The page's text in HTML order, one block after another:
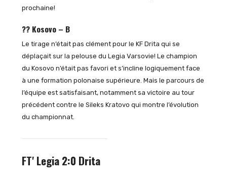
prochaine!
?? Kosovo – B
Le tirage n’était pas clément pour le KF Drita qui se
déplaçait sur la pelouse du Legia Varsovie! Le champion
du Kosovo n’était pas favori et s’incline logiquement face
à une formation polonaise supérieure. Mais le parcours de
l’équipe est satisfaisant, notamment sa victoire au tour
précédent contre le Sileks Kratovo qui montre l’évolution
du championnat.
FT' Legia 2:0 Drita